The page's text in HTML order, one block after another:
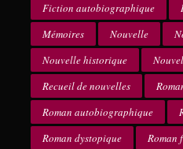
Fiction autobiographique
Mémoires
Nouvelle
Nouvelle historique
Recueil de nouvelles
Roman autobiographique
Roman dystopique
Roman